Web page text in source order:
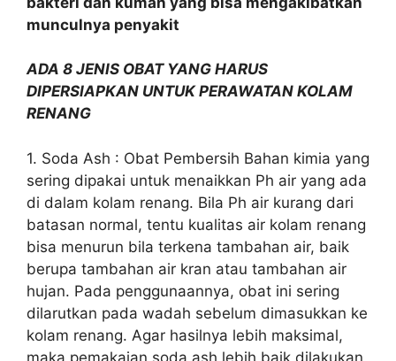
munculnya penyakit
ADA 8 JENIS OBAT YANG HARUS
DIPERSIAPKAN UNTUK PERAWATAN KOLAM
RENANG
1. Soda Ash : Obat Pembersih Bahan kimia yang
sering dipakai untuk menaikkan Ph air yang ada
di dalam kolam renang. Bila Ph air kurang dari
batasan normal, tentu kualitas air kolam renang
bisa menurun bila terkena tambahan air, baik
berupa tambahan air kran atau tambahan air
hujan. Pada penggunaannya, obat ini sering
dilarutkan pada wadah sebelum dimasukkan ke
kolam renang. Agar hasilnya lebih maksimal,
maka pemakaian soda ash lebih baik dilakukan